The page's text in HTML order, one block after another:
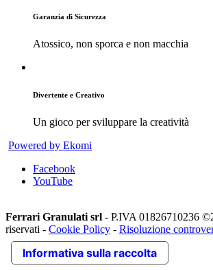
Garanzia di Sicurezza
Atossico, non sporca e non macchia
Divertente e Creativo
Un gioco per sviluppare la creatività
Powered by Ekomi
Facebook
YouTube
Ferrari Granulati srl - P.IVA 01826710236
riservati - Cookie Policy - Risoluzione
Informativa sulla raccolta